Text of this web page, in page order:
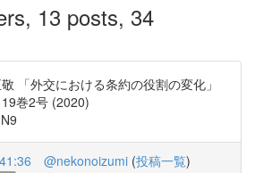
13 posts, 34
「外交における条約の役割の変化」
巻2号 (2020)
@nekonoizumi (投稿一覧)